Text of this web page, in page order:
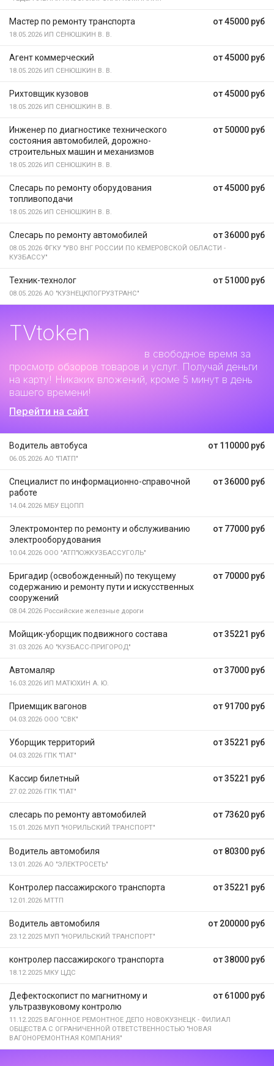
от 45000 руб
Мастер по ремонту транспорта
18.05.2026 ИП СЕНЮШКИН В. В.
от 45000 руб
Агент коммерческий
18.05.2026 ИП СЕНЮШКИН В. В.
от 45000 руб
Рихтовщик кузовов
18.05.2026 ИП СЕНЮШКИН В. В.
от 50000 руб
Инженер по диагностике технического
состояния автомобилей, дорожно-
строительных машин и механизмов
18.05.2026 ИП СЕНЮШКИН В. В.
от 45000 руб
Слесарь по ремонту оборудования
топливоподачи
18.05.2026 ИП СЕНЮШКИН В. В.
от 36000 руб
Слесарь по ремонту автомобилей
08.05.2026 ФГКУ "УВО ВНГ РОССИИ ПО КЕМЕРОВСКОЙ ОБЛАСТИ -
КУЗБАССУ"
от 51000 руб
Техник-технолог
08.05.2026 АО "КУЗНЕЦКПОГРУЗТРАНС"
TVtoken
в свободное время за
просмотр обзоров товаров и услуг. Получай деньги
на карту! Никаких вложений, кроме 5 минут в день
вашего времени!
Перейти на сайт
от 110000 руб
Водитель автобуса
06.05.2026 АО "ПАТП"
от 36000 руб
Специалист по информационно-справочной
работе
14.04.2026 МБУ ЕЦОПП
от 77000 руб
Электромонтер по ремонту и обслуживанию
электрооборудования
10.04.2026 ООО "АТП"ЮЖКУЗБАССУГОЛЬ"
от 70000 руб
Бригадир (освобожденный) по текущему
содержанию и ремонту пути и искусственных
сооружений
08.04.2026 Российские железные дороги
от 35221 руб
Мойщик-уборщик подвижного состава
31.03.2026 АО "КУЗБАСС-ПРИГОРОД"
от 37000 руб
Автомаляр
16.03.2026 ИП МАТЮХИН А. Ю.
от 91700 руб
Приемщик вагонов
04.03.2026 ООО "СВК"
от 35221 руб
Уборщик территорий
04.03.2026 ГПК "ПАТ"
от 35221 руб
Кассир билетный
27.02.2026 ГПК "ПАТ"
от 73620 руб
слесарь по ремонту автомобилей
15.01.2026 МУП "НОРИЛЬСКИЙ ТРАНСПОРТ"
от 80300 руб
Водитель автомобиля
13.01.2026 АО "ЭЛЕКТРОСЕТЬ"
от 35221 руб
Контролер пассажирского транспорта
12.01.2026 МТТП
от 200000 руб
Водитель автомобиля
23.12.2025 МУП "НОРИЛЬСКИЙ ТРАНСПОРТ"
от 38000 руб
контролер пассажирского транспорта
18.12.2025 МКУ ЦДС
от 61000 руб
Дефектоскопист по магнитному и
ультразвуковому контролю
11.12.2025 ВАГОННОЕ РЕМОНТНОЕ ДЕПО НОВОКУЗНЕЦК - ФИЛИАЛ
ОБЩЕСТВА С ОГРАНИЧЕННОЙ ОТВЕТСТВЕННОСТЬЮ "НОВАЯ
ВАГОНОРЕМОНТНАЯ КОМПАНИЯ"